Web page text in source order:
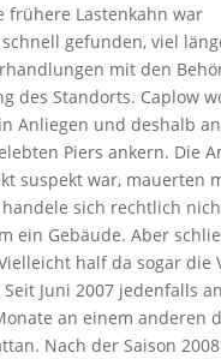
frühere Lastenkahn war
gefunden, viel
mit den
des Standorts. Caplow
Anliegen und deshalb
Piers ankern. Die
suspekt war, mauerten
sich rechtlich
ein Gebäude. Aber
half da sogar die
Juni 2007 jedenfalls
an einem anderen
Nach der Saison